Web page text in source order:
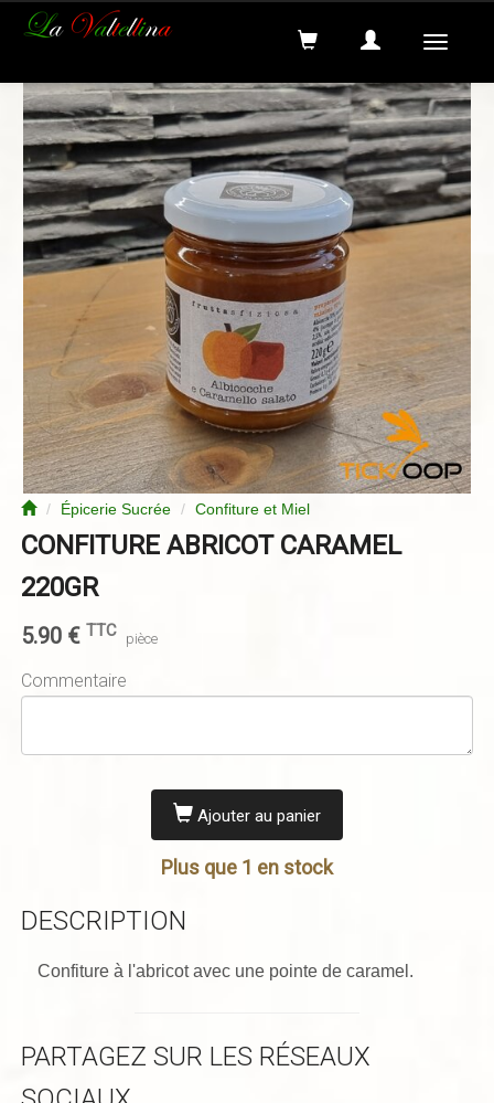
Menus
Épicerie Sucrée Confiture et Miel
CONFITURE ABRICOT CARAMEL
220GR
5.90 € TTC pièce
Commentaire
Ajouter au panier
Plus que 1 en stock
DESCRIPTION
Confiture à l'abricot avec une pointe de caramel.
PARTAGEZ SUR LES RÉSEAUX